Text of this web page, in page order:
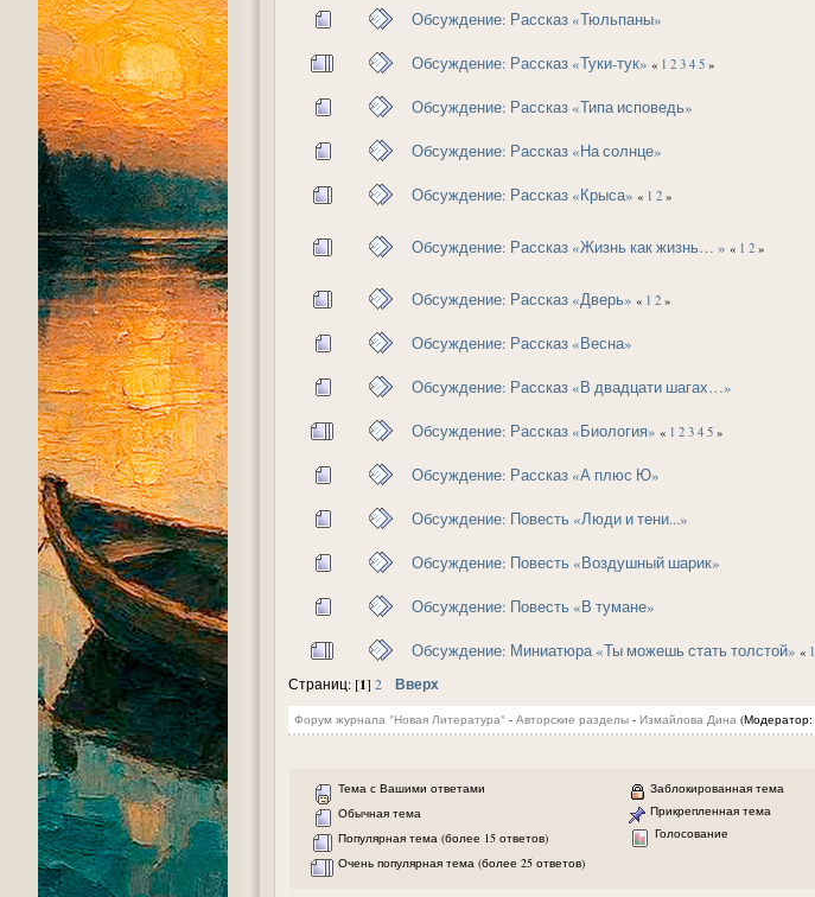
Обсуждение: Рассказ «Тюльпаны»
Обсуждение: Рассказ «Туки-тук» « 1 2 3 4 5 »
Обсуждение: Рассказ «Типа исповедь»
Обсуждение: Рассказ «На солнце»
Обсуждение: Рассказ «Крыса» « 1 2 »
Обсуждение: Рассказ «Жизнь как жизнь… » « 1 2 »
Обсуждение: Рассказ «Дверь» « 1 2 »
Обсуждение: Рассказ «Весна»
Обсуждение: Рассказ «В двадцати шагах…»
Обсуждение: Рассказ «Биология» « 1 2 3 4 5 »
Обсуждение: Рассказ «А плюс Ю»
Обсуждение: Повесть «Люди и тени...»
Обсуждение: Повесть «Воздушный шарик»
Обсуждение: Повесть «В тумане»
Обсуждение: Миниатюра «Ты можешь стать толстой» « 1
Страниц: [1] 2 Вверх
Форум журнала "Новая Литература"- Авторские разделы- Измайлова Дина(Модератор:
Тема с Вашими ответами
Обычная тема
Популярная тема (более 15 ответов)
Очень популярная тема (более 25 ответов)
Заблокированная тема
Прикрепленная тема
Голосование